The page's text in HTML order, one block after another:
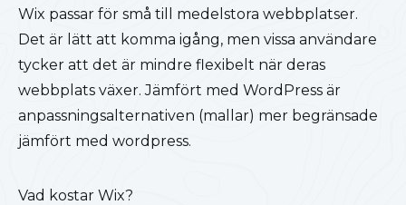
Wix passar för små till medelstora webbplatser.
Det är lätt att komma igång, men vissa användare
tycker att det är mindre flexibelt när deras
webbplats växer. Jämfört med WordPress är
anpassningsalternativen (mallar) mer begränsade
jämfört med wordpress.
Vad kostar Wix?